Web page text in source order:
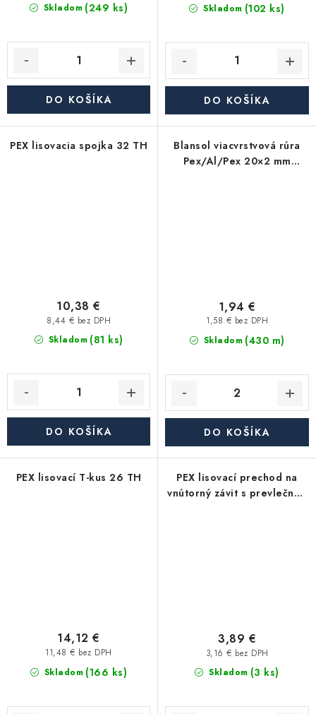
Skladom (249 ks)
DO KOŠÍKA
Skladom (102 ks)
DO KOŠÍKA
PEX lisovacia spojka 32 TH
Skladom (81 ks)
8,44 € bez DPH
10,38 €
DO KOŠÍKA
Blansol viacvrstvová rúra
Pex/Al/Pex 20×2 mm
Skladom (430 m)
1,58 € bez DPH
1,94 €
DO KOŠÍKA
PEX lisovací T-kus 26 TH
Skladom (166 ks)
11,48 € bez DPH
14,12 €
PEX lisovací prechod na
vnútorný závit s prevlečnou
Skladom (3 ks)
3,16 € bez DPH
3,89 €